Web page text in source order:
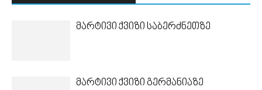
მარტივი ქვიზი საბერძნეთზე
მარტივი ქვიზი გერმანიაზე